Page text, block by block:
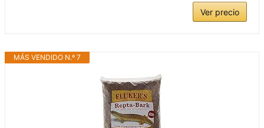
Ver precio
MÁS VENDIDO N.º 7